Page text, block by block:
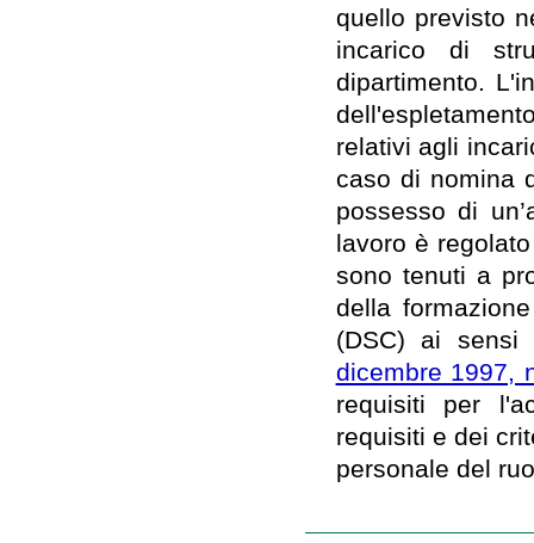
quello previsto
incarico di
dipartimento.
relativi agli
caso di nomina
possesso di
lavoro è
sono tenuti a
della
(DSC) ai
dicembre 1997,
requisiti per
requisiti e dei
personale del